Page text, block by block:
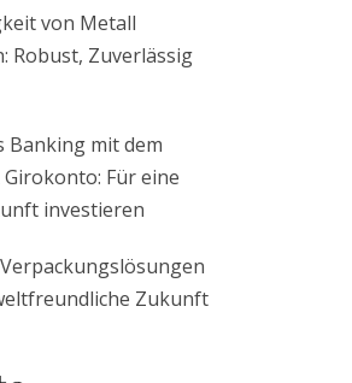
von Metall
Robust, Zuverlässig
Banking mit dem
Für eine
investieren
Zukunft